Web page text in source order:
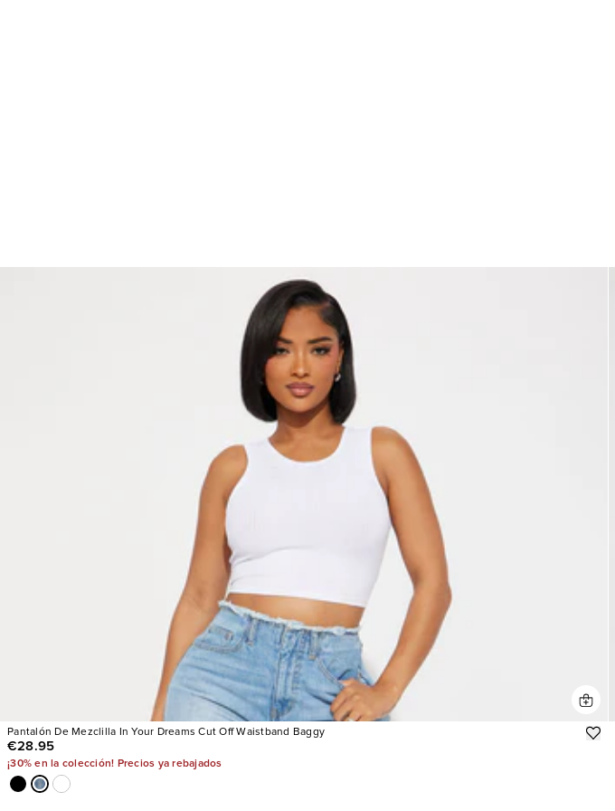
Pantalón De Mezclilla In Your Dreams Cut Off Waistband Baggy
€28.95
¡30% en la colección! Precios ya rebajados